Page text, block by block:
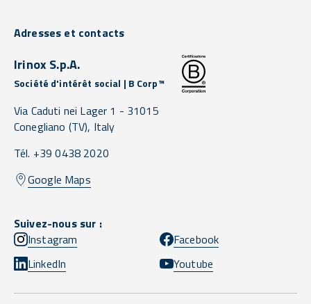
Adresses et contacts
Irinox S.p.A.
Société d'intérêt social | B Corp™
Via Caduti nei Lager 1 - 31015
Conegliano (TV), Italy
Tél. +39 0438 2020
Google Maps
Suivez-nous sur :
Instagram
Facebook
LinkedIn
Youtube